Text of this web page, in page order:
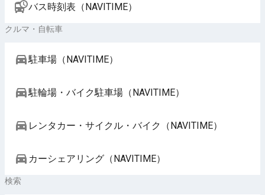
バス時刻表（NAVITIME）
クルマ・自転車
駐車場（NAVITIME）
駐輪場・バイク駐車場（NAVITIME）
レンタカー・サイクル・バイク（NAVITIME）
カーシェアリング（NAVITIME）
検索